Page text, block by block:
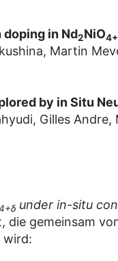
in Nd2NiO
Martin
by in Situ
Gilles
under in-situ
die gemeinsam
wird: